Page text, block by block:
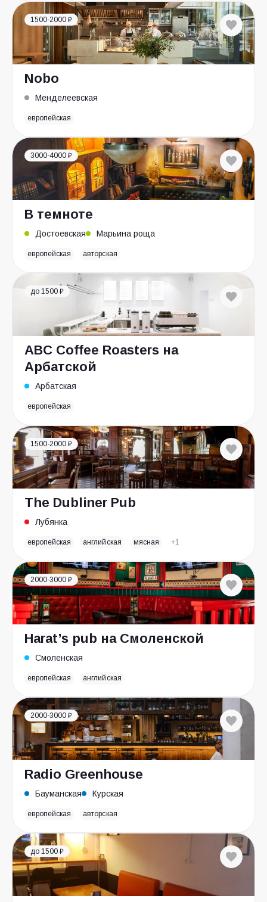
1500-2000 ₽
Nobo
Менделеевская
европейская
3000-4000 ₽
В темноте
Достоевская Марьина роща
европейская авторская
до 1500 ₽
ABC Coffee Roasters на
Арбатской
Арбатская
европейская
1500-2000 ₽
The Dubliner Pub
Лубянка
европейская английская мясная +1
2000-3000 ₽
Harat’s pub на Смоленской
Смоленская
европейская английская
2000-3000 ₽
Radio Greenhouse
Бауманская Курская
европейская авторская
до 1500 ₽